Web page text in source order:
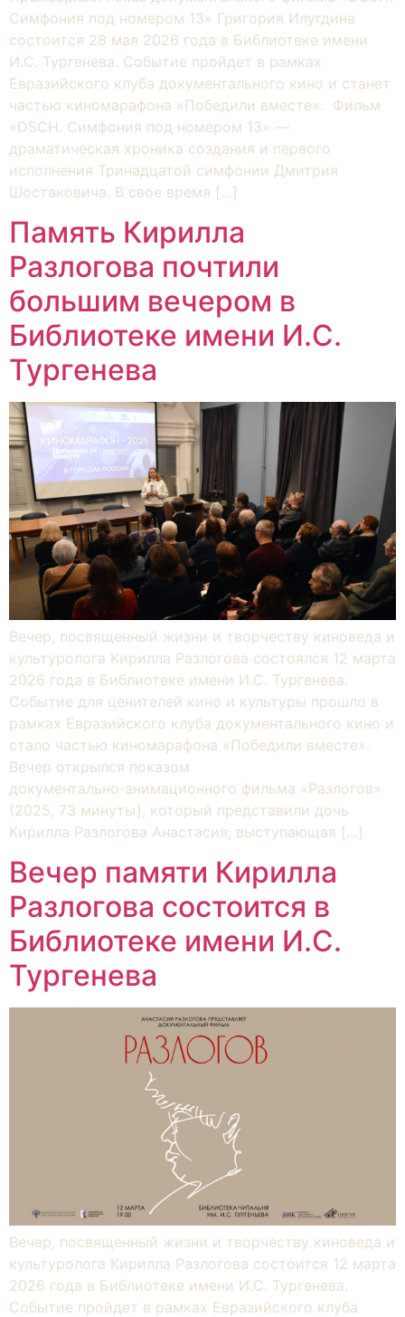
Симфония под номером 13» Григория Илугдина
состоится 28 мая 2026 года в Библиотеке имени
И.С. Тургенева. Событие пройдет в рамках
Евразийского клуба документального кино и станет
частью киномарафона «Победили вместе». Фильм
«DSCH. Симфония под номером 13» —
драматическая хроника создания и первого
исполнения Тринадцатой симфонии Дмитрия
Шостаковича. В свое время […]
Память Кирилла
Разлогова почтили
большим вечером в
Библиотеке имени И.С.
Тургенева
Вечер, посвященный жизни и творчеству киноведа и
культуролога Кирилла Разлогова состоялся 12 марта
2026 года в Библиотеке имени И.С. Тургенева.
Событие для ценителей кино и культуры прошло в
рамках Евразийского клуба документального кино и
стало частью киномарафона «Победили вместе».
Вечер открылся показом
документально‑анимационного фильма «Разлогов»
(2025, 73 минуты), который представили дочь
Кирилла Разлогова Анастасия, выступающая […]
Вечер памяти Кирилла
Разлогова состоится в
Библиотеке имени И.С.
Тургенева
Вечер, посвященный жизни и творчеству киноведа и
культуролога Кирилла Разлогова состоится 12 марта
2026 года в Библиотеке имени И.С. Тургенева.
Событие пройдет в рамках Евразийского клуба